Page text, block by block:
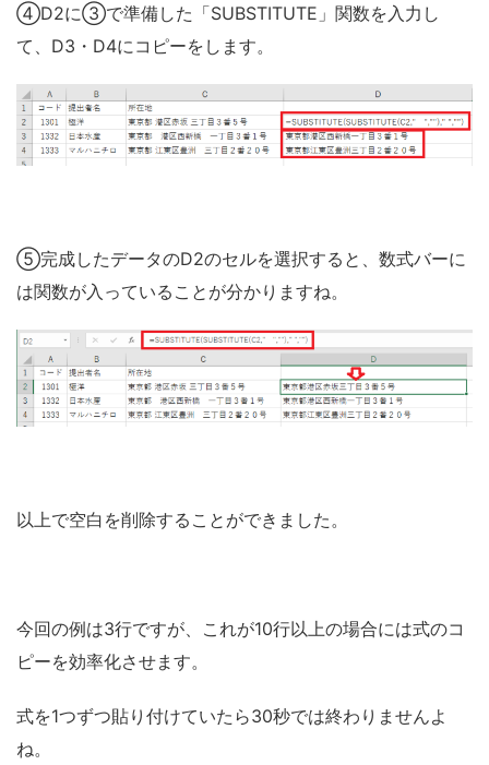
④D2に③で準備した「SUBSTITUTE」関数を入力し
て、D3・D4にコピーをします。
⑤完成したデータのD2のセルを選択すると、数式バーに
は関数が入っていることが分かりますね。
以上で空白を削除することができました。
今回の例は3行ですが、これが10行以上の場合には式のコ
ピーを効率化させます。
式を1つずつ貼り付けていたら30秒では終わりませんよ
ね。